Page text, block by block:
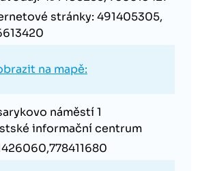
stránky: 491405305,
na mapě:
náměstí 1
informační centrum